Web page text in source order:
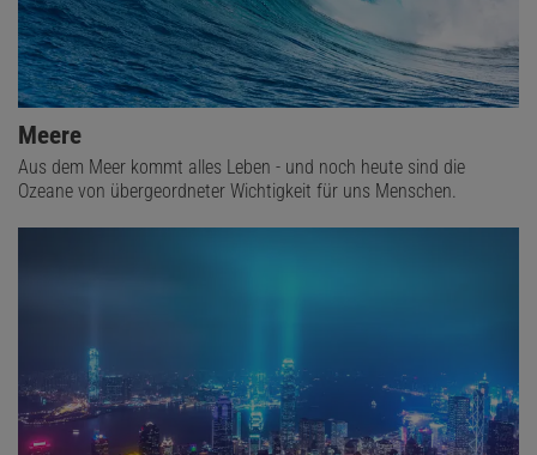
Meere
Aus dem Meer kommt alles Leben - und noch heute sind die
Ozeane von übergeordneter Wichtigkeit für uns Menschen.